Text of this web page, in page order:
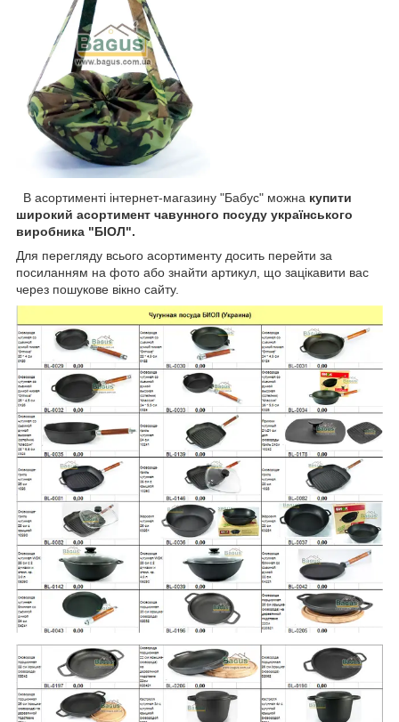
В асортименті інтернет-магазину "Бабус" можна купити
широкий асортимент чавунного посуду українського
виробника "БІОЛ".
Для перегляду всього асортименту досить перейти за
посиланням на фото або знайти артикул, що зацікавити вас
через пошукове вікно сайту.